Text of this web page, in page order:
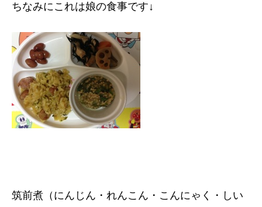
ちなみにこれは娘の食事です↓
筑前煮（にんじん・れんこん・こんにゃく・しい